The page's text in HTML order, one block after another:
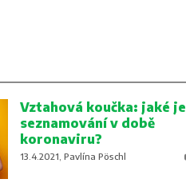
Vztahová koučka: jaké je
seznamování v době
koronaviru?
13.4.2021, Pavlína Pöschl